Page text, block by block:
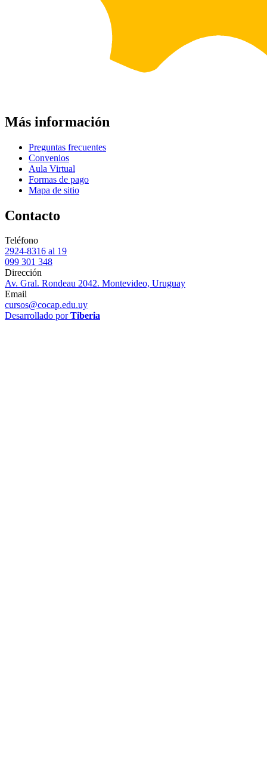
Más información
Preguntas frecuentes
Convenios
Aula Virtual
Formas de pago
Mapa de sitio
Contacto
Teléfono
2924-8316 al 19
099 301 348
Dirección
Av. Gral. Rondeau 2042. Montevideo, Uruguay
Email
cursos@cocap.edu.uy
Desarrollado porTiberia